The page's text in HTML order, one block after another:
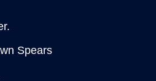
Spears